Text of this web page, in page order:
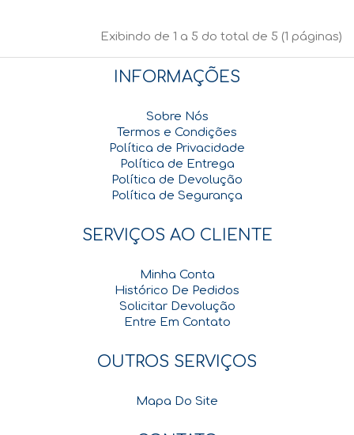
Exibindo de 1 a 5 do total de 5 (1 páginas)
INFORMAÇÕES
Sobre Nós
Termos e Condições
Política de Privacidade
Política de Entrega
Política de Devolução
Política de Segurança
SERVIÇOS AO CLIENTE
Minha Conta
Histórico De Pedidos
Solicitar Devolução
Entre Em Contato
OUTROS SERVIÇOS
Mapa Do Site